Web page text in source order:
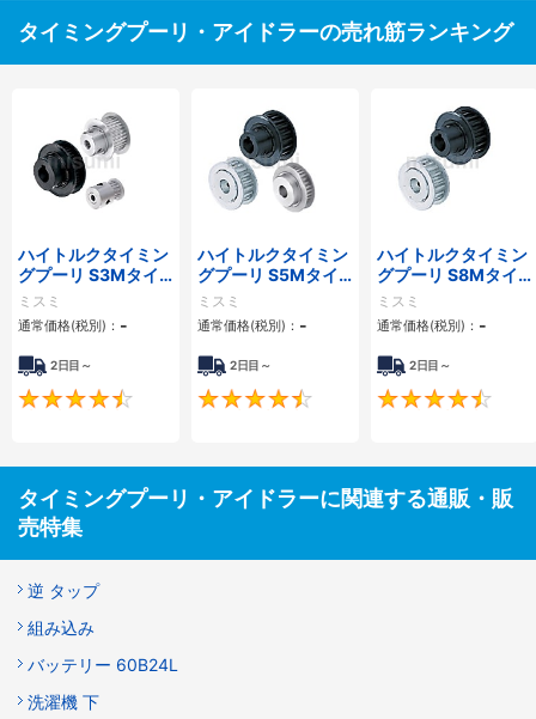
タイミングプーリ・アイドラーの売れ筋ランキング
ハイトルクタイミン
グプーリ S3Mタイ
プ
ミスミ
通常価格(税別)： -
2日目～
4.5
ハイトルクタイミン
グプーリ S5Mタイ
プ
ミスミ
通常価格(税別)： -
2日目～
4.5
ハイトルクタイミン
グプーリ S8Mタイ
プ
ミスミ
通常価格(税別)： -
2日目～
タイミングプーリ・アイドラーに関連する通販・販
売特集
逆 タップ
組み込み
バッテリー 60B24L
洗濯機 下